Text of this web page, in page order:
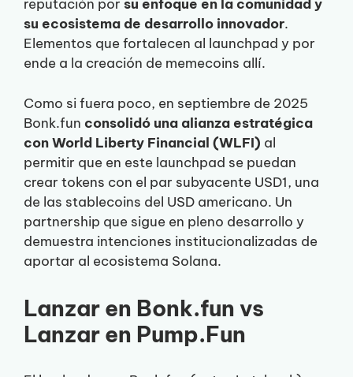
reputación por su enfoque en la comunidad y
su ecosistema de desarrollo innovador.
Elementos que fortalecen al launchpad y por
ende a la creación de memecoins allí.
Como si fuera poco, en septiembre de 2025
Bonk.fun consolidó una alianza estratégica
con World Liberty Financial (WLFI) al
permitir que en este launchpad se puedan
crear tokens con el par subyacente USD1, una
de las stablecoins del USD americano. Un
partnership que sigue en pleno desarrollo y
demuestra intenciones institucionalizadas de
aportar al ecosistema Solana.
Lanzar en Bonk.fun vs
Lanzar en Pump.Fun